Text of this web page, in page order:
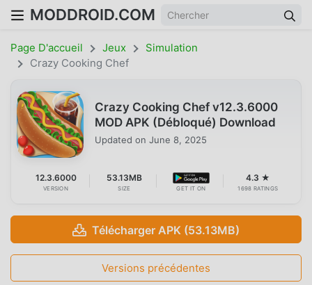
MODDROID.COM
Page D'accueil Jeux
Simulation
Crazy Cooking Chef
Crazy Cooking Chef v12.3.6000
MOD APK (Débloqué) Download
Updated on June 8, 2025
12.3.6000
VERSION
53.13MB
SIZE GET IT ON
4.3 ★
1698 RATINGS
Télécharger APK (53.13MB)
Versions précédentes